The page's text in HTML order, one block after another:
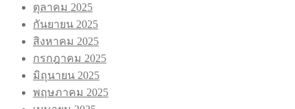
ตุลาคม 2025
กันยายน 2025
สิงหาคม 2025
กรกฎาคม 2025
มิถุนายน 2025
พฤษภาคม 2025